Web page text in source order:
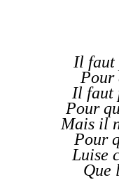
Il faut
Pour
Il faut
Pour
Mais il
Pour
Luise
Que